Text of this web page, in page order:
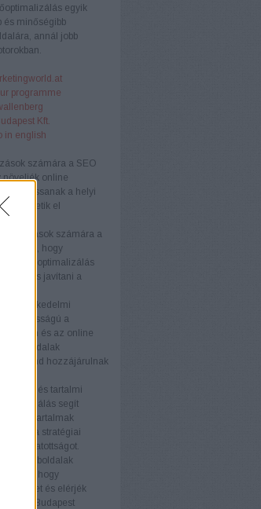
egyik
és minőségibb
annál jobb
programme
Kft.
in english
számára a SEO
növeljék online
jussanak a helyi
érhetik el
számára a
hogy
keresőoptimalizálás
és javítani a
e-kereskedelmi
a
és az online
mind hozzájárulnak
A blogok és tartalmi
segít
a tartalmak
és a stratégiai
a látogatottságot.
weboldalak
hogy
és elérjék
Budapest